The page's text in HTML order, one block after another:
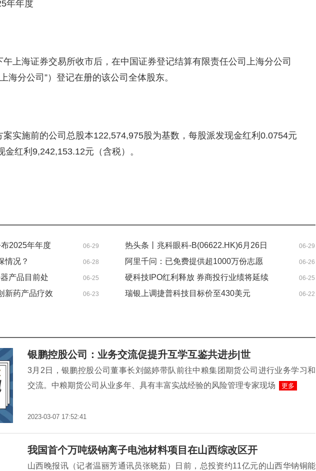
年年度
上海证券交易所收市后，在中国证券登记结算有限责任公司上海分公司
海分公司”）登记在册的该公司全体股东。
案实施前的公司总股本122,574,975股为基数，每股派发现金红利0.0754元
金红利9,242,153.12元（含税）。
2025年年度
06-29
热头条丨兆科眼科-B(06622.HK)6月26日
斥资30.89万港元回购12.65万股
06-29
情况？ 06-28
阿里千问：已免费提供超1000万份志愿
报告
06-26
产品目前处
06-25
硬科技IPO红利释放 券商投行业绩将延续
高增长|实时焦点
06-25
新药产品疗效
06-23 瑞银上调捷普科技目标价至430美元 06-22
银鹏控股公司：业务交流促提升互学互鉴共进步|世
3月2日，银鹏控股公司董事长刘懿婷带队前往中粮集团期货公司进行业务学习和
交流。中粮期货公司从业多年、具有丰富实战经验的风险管理专家现场
更多
2023-03-07 17:52:41
我国首个万吨级钠离子电池材料项目在山西综改区开
山西晚报讯（记者温丽芳通讯员张晓茹）日前，总投资约11亿元的山西华钠铜能